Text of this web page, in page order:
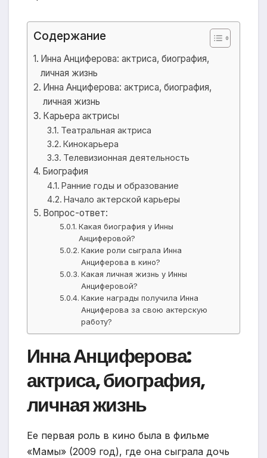
Содержание
Инна Анциферова: актриса, биография,
личная жизнь
Инна Анциферова: актриса, биография,
личная жизнь
Карьера актрисы
Театральная актриса
Кинокарьера
Телевизионная деятельность
Биография
Ранние годы и образование
Начало актерской карьеры
Вопрос-ответ:
Какая биография у Инны
Анциферовой?
Какие роли сыграла Инна
Анциферова в кино?
Какая личная жизнь у Инны
Анциферовой?
Какие награды получила Инна
Анциферова за свою актерскую
работу?
Инна Анциферова:
актриса, биография,
личная жизнь
Ее первая роль в кино была в фильме
«Мамы» (2009 год), где она сыграла дочь